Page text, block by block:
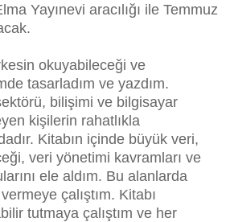
Yayınevi aracılığı ile Temmuz
okuyabileceği ve
tasarladım ve yazdım.
bilişimi ve bilgisayar
kişilerin rahatlıkla
Kitabın içinde büyük veri,
veri yönetimi kavramları ve
ele aldım. Bu alanlarda
çalıştım. Kitabı
tutmaya çalıştım ve her